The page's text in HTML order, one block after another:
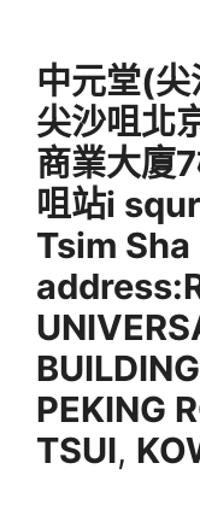
中元堂(
尖沙咀北
商業大廈
咀站i
Tsim Sha
PEKING
TSUI,